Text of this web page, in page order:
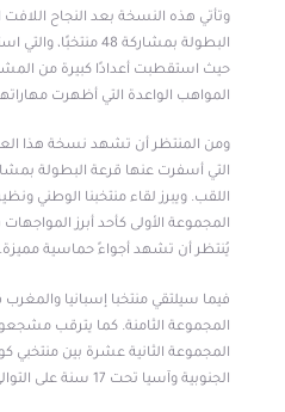
وتأتي هذه النسخة بعد النجاح
البطولة بمشاركة 48
حيث استقطبت أعدادًا كبيرة من
المواهب الواعدة التي أظهرت
ومن المنتظر أن تشهد نسخة هذا
اللقب. ويبرز لقاء منتخبنا الوطني
المجموعة الأولى كأحد أبرز
يُنتظر أن تشهد أجواءً حماسية مميزة.
فيما سيلتقي منتخبا إسبانيا
المجموعة الثامنة. كما يترقب
المجموعة الثانية عشرة بين منتخبي
الجنوبية وآسيا تحت 17 سنة على التوالي.